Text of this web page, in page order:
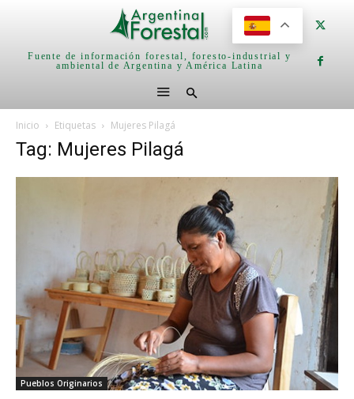
Fuente de información forestal, foresto-industrial y
ambiental de Argentina y América Latina
Inicio Etiquetas Mujeres Pilagá
Tag: Mujeres Pilagá
Pueblos Originarios